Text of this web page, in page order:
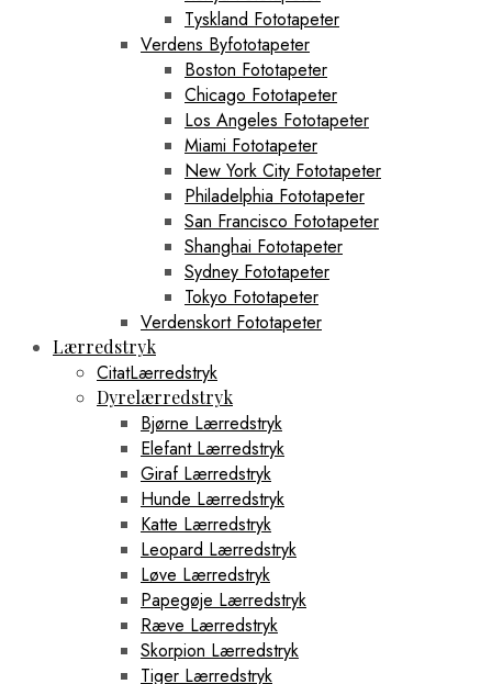
Tyskland Fototapeter
Verdens Byfototapeter
Boston Fototapeter
Chicago Fototapeter
Los Angeles Fototapeter
Miami Fototapeter
New York City Fototapeter
Philadelphia Fototapeter
San Francisco Fototapeter
Shanghai Fototapeter
Sydney Fototapeter
Tokyo Fototapeter
Verdenskort Fototapeter
Lærredstryk
CitatLærredstryk
Dyrelærredstryk
Bjørne Lærredstryk
Elefant Lærredstryk
Giraf Lærredstryk
Hunde Lærredstryk
Katte Lærredstryk
Leopard Lærredstryk
Løve Lærredstryk
Papegøje Lærredstryk
Ræve Lærredstryk
Skorpion Lærredstryk
Tiger Lærredstryk